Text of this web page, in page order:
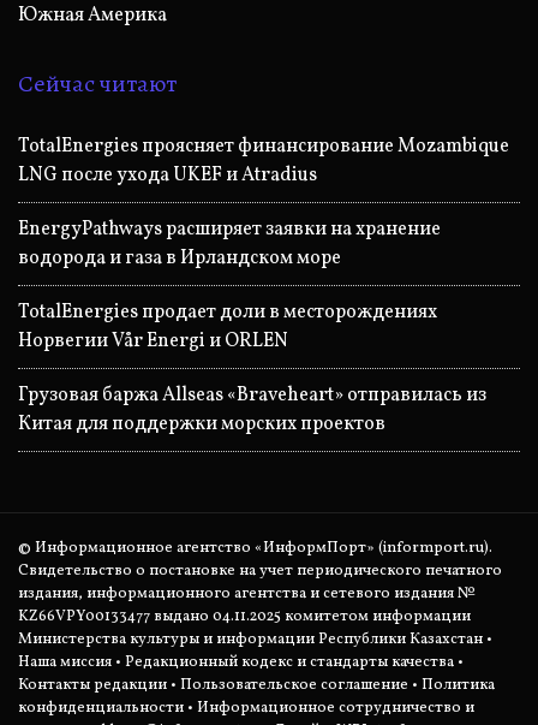
Южная Америка
Сейчас читают
TotalEnergies проясняет финансирование Mozambique
LNG после ухода UKEF и Atradius
EnergyPathways расширяет заявки на хранение
водорода и газа в Ирландском море
TotalEnergies продает доли в месторождениях
Норвегии Vår Energi и ORLEN
Грузовая баржа Allseas «Braveheart» отправилась из
Китая для поддержки морских проектов
© Информационное агентство «ИнформПорт» (informport.ru).
Свидетельство о постановке на учет периодического печатного
издания, информационного агентства и сетевого издания №
KZ66VPY00133477 выдано 04.11.2025 комитетом информации
Министерства культуры и информации Республики Казахстан •
Наша миссия • Редакционный кодекс и стандарты качества •
Контакты редакции • Пользовательское соглашение • Политика
конфиденциальности • Информационное сотрудничество и